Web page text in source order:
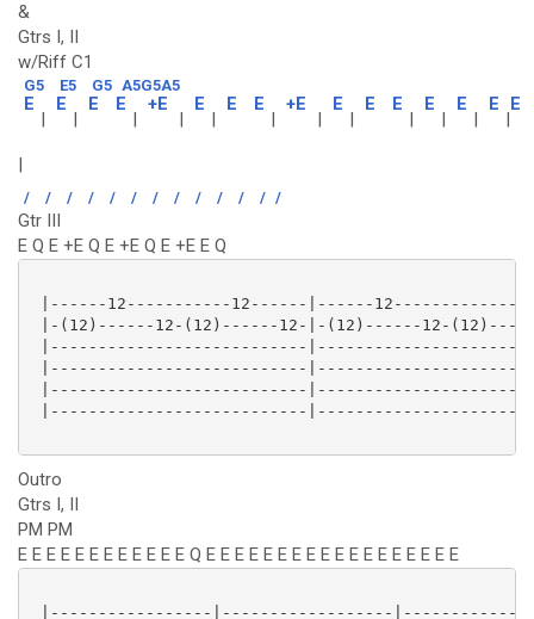
&
Gtrs I, II
w/Riff C1
G5 E5 G5 A5G5A5
E
|
E
|
E E
|
+E
|
E
|
E E
|
+E
|
E
|
E E
|
E
|
E
|
E
|
E
|
/ / / / / / / / / / / / /
Gtr III
E Q E +E Q E +E Q E +E E Q
|------12-----------12------|------
|-(12)------12-(12)------12-|-(12)------12-
|---------------------------
|---------------------------
|---------------------------
|---------------------------
Outro
Gtrs I, II
PM PM
E E E E E E E E E E E E Q E E E E E E E E E E E E E E E E E E
|-----------------|------------------